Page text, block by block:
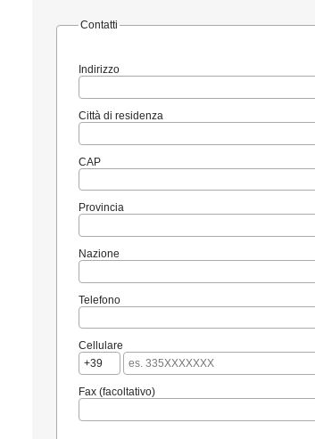
Contatti
Indirizzo
Città di residenza
CAP
Provincia
Nazione
Telefono
Cellulare
Fax (facoltativo)